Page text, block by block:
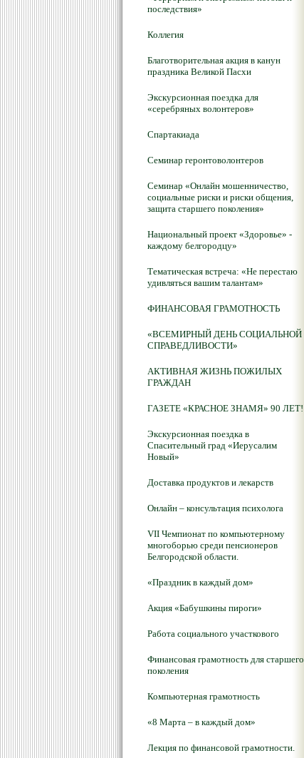
последствия»
Коллегия
Благотворительная акция в канун
праздника Великой Пасхи
Экскурсионная поездка для
«серебряных волонтеров»
Спартакиада
Семинар геронтоволонтеров
Семинар «Онлайн мошенничество,
социальные риски и риски общения,
защита старшего поколения»
Национальный проект «Здоровье» -
каждому белгородцу»
Тематическая встреча: «Не перестаю
удивляться вашим талантам»
ФИНАНСОВАЯ ГРАМОТНОСТЬ
«ВСЕМИРНЫЙ ДЕНЬ СОЦИАЛЬНОЙ
СПРАВЕДЛИВОСТИ»
АКТИВНАЯ ЖИЗНЬ ПОЖИЛЫХ
ГРАЖДАН
ГАЗЕТЕ «КРАСНОЕ ЗНАМЯ» 90 ЛЕТ!
Экскурсионная поездка в
Спасительный град «Иерусалим
Новый»
Доставка продуктов и лекарств
Онлайн – консультация психолога
VII Чемпионат по компьютерному
многоборью среди пенсионеров
Белгородской области.
«Праздник в каждый дом»
Акция «Бабушкины пироги»
Работа социального участкового
Финансовая грамотность для старшего
поколения
Компьютерная грамотность
«8 Марта – в каждый дом»
Лекция по финансовой грамотности.